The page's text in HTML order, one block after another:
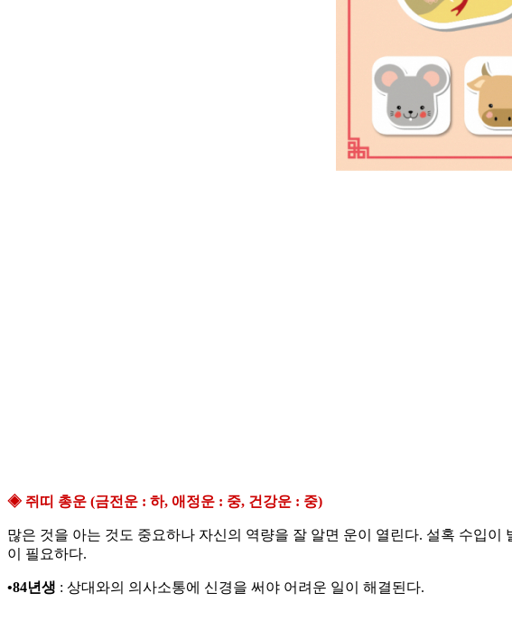
◈ 쥐띠 총운 (금전운 : 하, 애정운 : 중, 건강운 : 중)
많은 것을 아는 것도 중요하나 자신의 역량을 잘 알면 운이 열린다. 설혹 수입
이 필요하다.
•84년생 : 상대와의 의사소통에 신경을 써야 어려운 일이 해결된다.